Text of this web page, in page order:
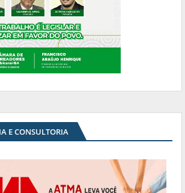
E CONSULTORIA